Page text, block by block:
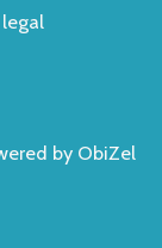
by ObiZel